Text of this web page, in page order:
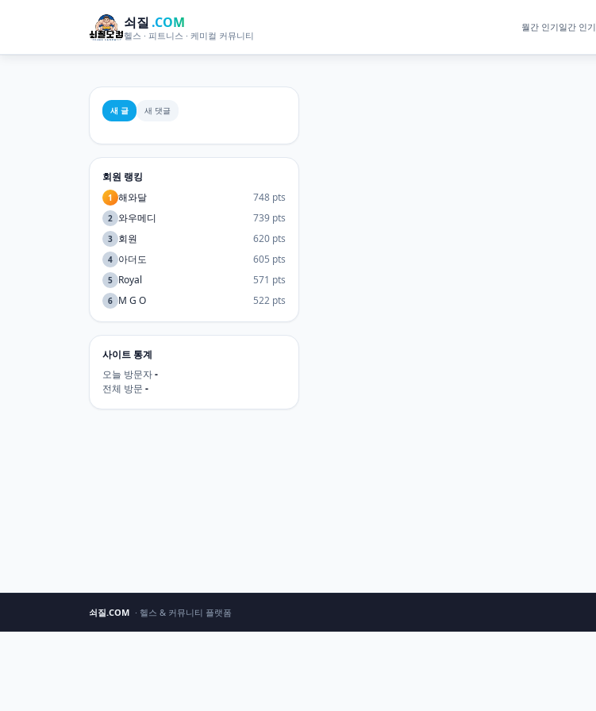
쇠질 .COM
헬스 · 피트니스 · 케미컬 커뮤니티
월간 인기일간 인기
새 글 새 댓글
회원 랭킹
1 해와달 748 pts
2 와우메디 739 pts
3 회원 620 pts
4 아더도 605 pts
5 Royal 571 pts
6 M G O 522 pts
사이트 통계
오늘 방문자-
전체 방문 -
쇠질.COM · 헬스 & 커뮤니티 플랫폼